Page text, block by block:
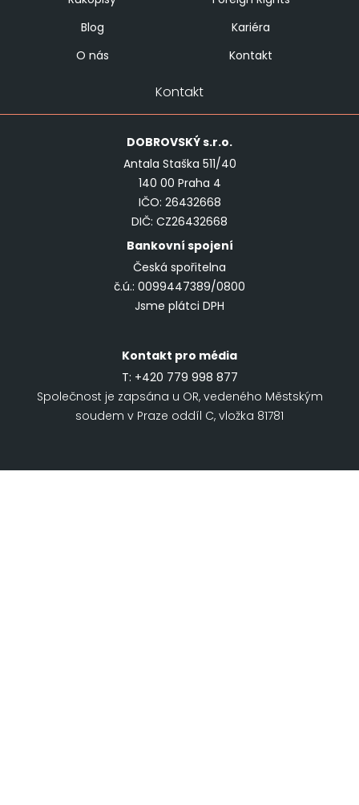
Blog
Kariéra
O nás
Kontakt
Kontakt
DOBROVSKÝs.r.o.
Antala Staška 511/40
140 00 Praha 4
IČO: 26432668
DIČ: CZ26432668
Bankovní spojení
Česká spořitelna
č.ú.: 0099447389/0800
Jsme plátci DPH
Kontakt pro média
T: +420 779 998 877
Společnost je zapsána u OR, vedeného Městským
soudem v Praze oddíl C, vložka 81781